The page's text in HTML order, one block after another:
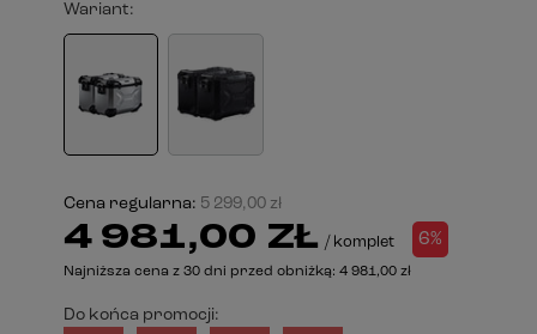
Wariant
Cena regularna: 5 299,00 zł
4 981,00 ZŁ / komplet 6%
Najniższa cena z 30 dni przed obniżką: 4 981,00 zł
Do końca promocji: